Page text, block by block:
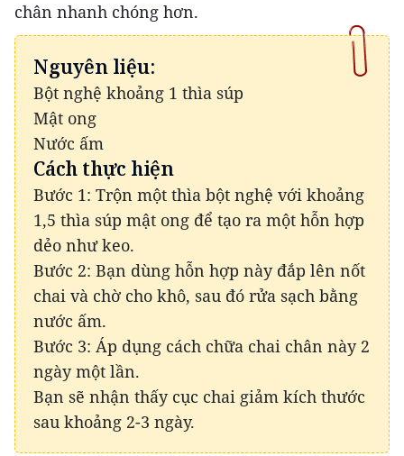
chân nhanh chóng hơn.
Nguyên liệu:
Bột nghệ khoảng 1 thìa súp
Mật ong
Nước ấm
Cách thực hiện
Bước 1: Trộn một thìa bột nghệ với khoảng
1,5 thìa súp mật ong để tạo ra một hỗn hợp
dẻo như keo.
Bước 2: Bạn dùng hỗn hợp này đắp lên nốt
chai và chờ cho khô, sau đó rửa sạch bằng
nước ấm.
Bước 3: Áp dụng cách chữa chai chân này 2
ngày một lần.
Bạn sẽ nhận thấy cục chai giảm kích thước
sau khoảng 2-3 ngày.